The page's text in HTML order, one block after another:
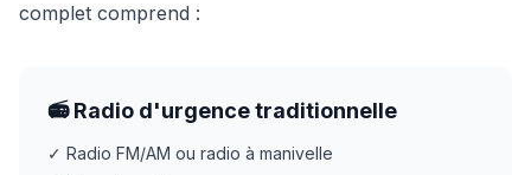
complet comprend :
📻 Radio d'urgence traditionnelle
✓ Radio FM/AM ou radio à manivelle